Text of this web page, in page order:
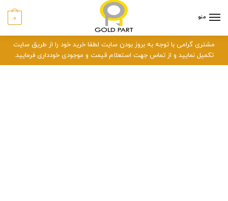
منو 0
مشتری گرامی با توجه به بروز بودن سایت لطفا خرید خود را از طریق سایت
تکمیل نمایید و از تماس جهت استعلام قیمت و موجودی خودداری فرمایید.